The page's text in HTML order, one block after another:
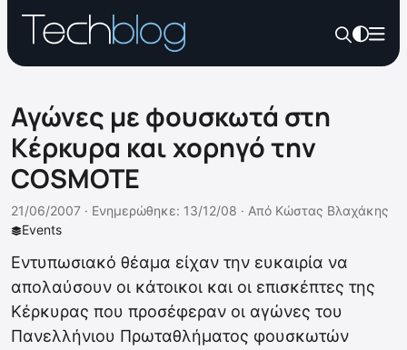
Αγώνες με φουσκωτά στη
Κέρκυρα και χορηγό την
COSMOTE
Events
21/06/2007 · Ενημερώθηκε: 13/12/08 · Από Κώστας Βλαχάκης
Εντυπωσιακό θέαμα είχαν την ευκαιρία να
απολαύσουν οι κάτοικοι και οι επισκέπτες της
Κέρκυρας που προσέφεραν οι αγώνες του
Πανελλήνιου Πρωταθλήματος φουσκωτών